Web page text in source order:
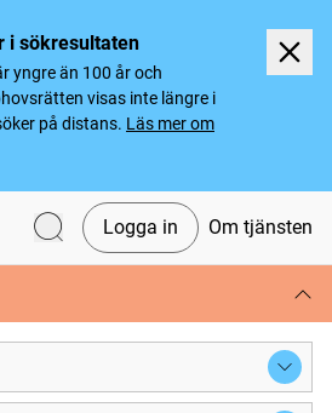
i sökresultaten
yngre än 100 år och
visas inte längre i
på distans. Läs mer om
Logga in Om tjänsten